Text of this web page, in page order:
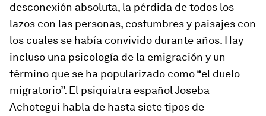
desconexión absoluta, la pérdida de todos los
lazos con las personas, costumbres y paisajes con
los cuales se había convivido durante años. Hay
incluso una psicología de la emigración y un
término que se ha popularizado como “el duelo
migratorio”. El psiquiatra español Joseba
Achotegui habla de hasta siete tipos de